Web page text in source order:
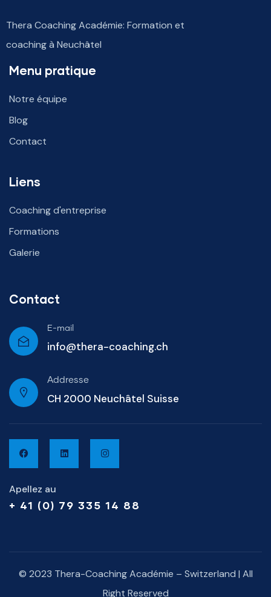
Thera Coaching Académie: Formation et
coaching à Neuchâtel
Menu pratique
Notre équipe
Blog
Contact
Liens
Coaching d'entreprise
Formations
Galerie
Contact
E-mail
info@thera-coaching.ch
Addresse
CH 2000 Neuchâtel Suisse
Apellez au
+ 41 (0) 79 335 14 88
© 2023 Thera-Coaching Académie – Switzerland | All
Right Reserved